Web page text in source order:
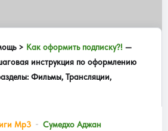
> Как оформить подписку?! —
инструкция по оформлению
Фильмы, Трансляции,
Mp3 Сумедхо Аджан